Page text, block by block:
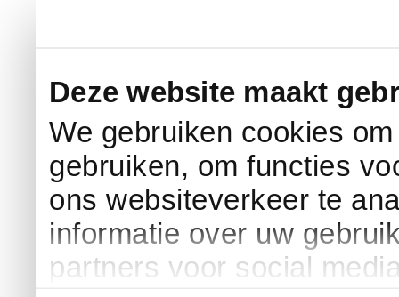
Deze website maakt
We gebruiken cookies
gebruiken, om functies
ons websiteverkeer te
informatie over uw
partners voor social